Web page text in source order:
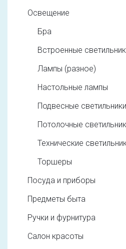
Освещение
Бра
Встроенные
Лампы (разное)
Настольные лампы
Подвесные
Потолочные
Технические
Торшеры
Посуда и приборы
Предметы быта
Ручки и фурнитура
Салон красоты